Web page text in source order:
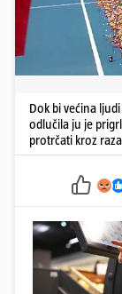
Dok bi većina
odlučila ju je
protrčati kroz